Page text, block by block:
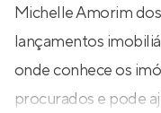
Michelle Amorim
lançamentos
onde conhece os
procurados e pode